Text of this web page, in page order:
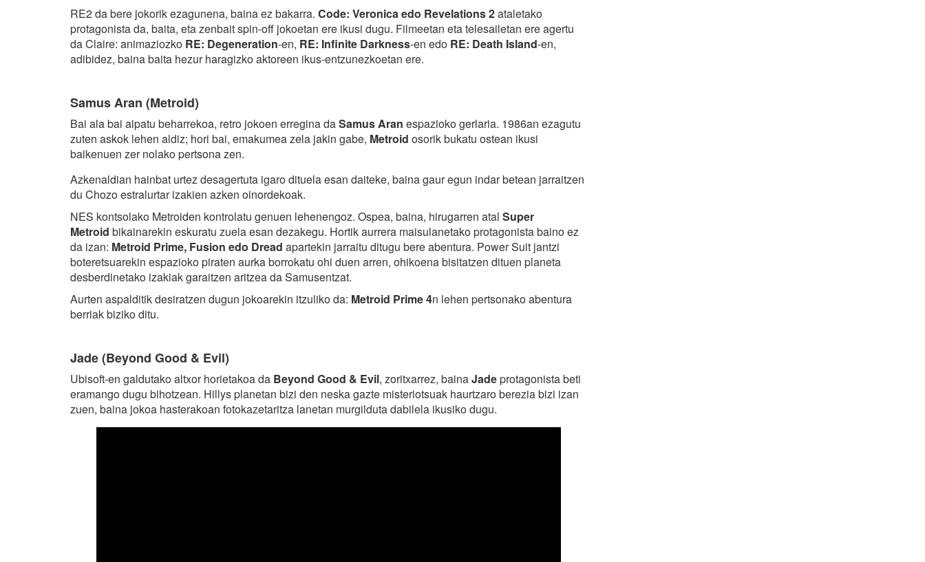
RE2 da bere jokorik ezagunena, baina ez bakarra. Code: Veronica edo Revelations 2ataletako
protagonista da, baita, eta zenbait spin-off jokoetan ere ikusi dugu. Filmeetan eta telesailetan ere agertu
da Claire: animaziozko RE: Degeneration-en, RE: Infinite Darkness-en edo RE: Death Island-en,
adibidez, baina baita hezur haragizko aktoreen ikus-entzunezkoetan ere.
Samus Aran (Metroid)
Bai ala bai aipatu beharrekoa, retro jokoen erregina daSamus Aran espazioko gerlaria. 1986an ezagutu
zuten askok lehen aldiz; hori bai, emakumea zela jakin gabe, Metroid osorik bukatu ostean ikusi
baikenuen zer nolako pertsona zen.
Azkenaldian hainbat urtez desagertuta igaro dituela esan daiteke, baina gaur egun indar betean jarraitzen
du Chozo estralurtar izakien azken oinordekoak.
NES kontsolako Metroiden kontrolatu genuen lehenengoz. Ospea, baina, hirugarren atal Super
Metroid bikainarekin eskuratu zuela esan dezakegu. Hortik aurrera maisulanetako protagonista baino ez
da izan: Metroid Prime, Fusion edo Dread apartekin jarraitu ditugu bere abentura. Power Suit jantzi
boteretsuarekin espazioko piraten aurka borrokatu ohi duen arren, ohikoena bisitatzen dituen planeta
desberdinetako izakiak garaitzen aritzea da Samusentzat.
Aurten aspalditik desiratzen dugun jokoarekin itzuliko da: Metroid Prime 4n lehen pertsonako abentura
berriak biziko ditu.
Jade (Beyond Good & Evil)
Ubisoft-en galdutako altxor horietakoa da Beyond Good & Evil, zoritxarrez, bainaJadeprotagonista beti
eramango dugu bihotzean. Hillys planetan bizi den neska gazte misteriotsuak haurtzaro berezia bizi izan
zuen, baina jokoa hasterakoan fotokazetaritza lanetan murgilduta dabilela ikusiko dugu.